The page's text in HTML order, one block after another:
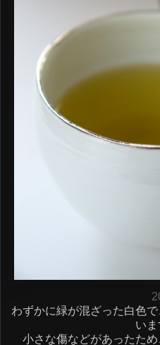
わずかに緑が混ざった白色
いま
小さな傷などがあったため